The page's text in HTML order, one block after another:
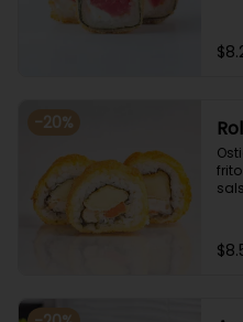
-20%